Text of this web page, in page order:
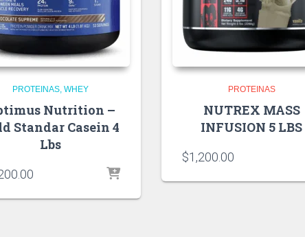
PROTEINAS WHEY
Nutrition –
Standar Casein 4
Lbs
PROTEINAS
NUTREX MASS
INFUSION 5 LBS
$1,200.00